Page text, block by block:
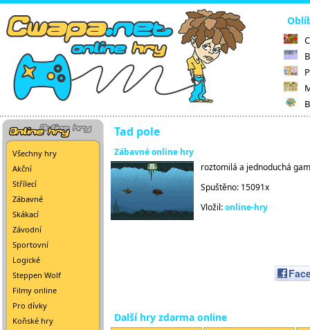
Všechny hry
Akční
Střílecí
Zábavné
Skákací
Závodní
Sportovní
Logické
Steppen Wolf
Filmy online
Pro dívky
Koňské hry
Tad pole
Zábavné online hry
roztomilá a jednoduchá
Spuštěno: 15091x
Vložil:online-hry
Další hry zdarma online